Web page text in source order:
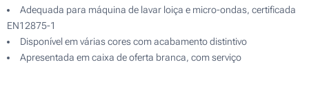
Adequada para máquina de lavar loiça e micro-ondas, certificada
EN12875-1
Disponível em várias cores com acabamento distintivo
Apresentada em caixa de oferta branca, com serviço